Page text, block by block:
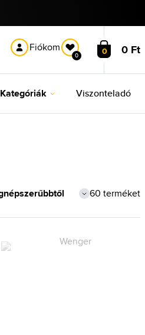
Fiókom
0 0 0 Ft
Kategóriák Viszonteladó
60 terméket